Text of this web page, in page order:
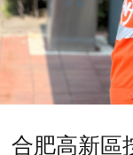
合肥高新區